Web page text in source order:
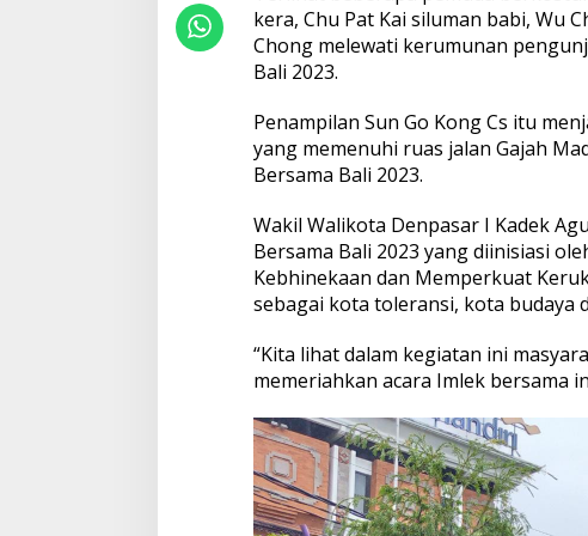
P
r
a
a
a
I
l
e
k
B
e
s
a
a
B
a
l
i
2
kera, Chu Pat Kai siluman babi, Wu
Chong melewati kerumunan
Bali 2023.
Penampilan Sun Go Kong Cs itu
yang memenuhi ruas jalan Gajah
Bersama Bali 2023.
Wakil Walikota Denpasar I Kadek
Bersama Bali 2023 yang diinisiasi
Kebhinekaan dan Memperkuat
sebagai kota toleransi, kota budaya
“Kita lihat dalam kegiatan ini
memeriahkan acara Imlek bersama